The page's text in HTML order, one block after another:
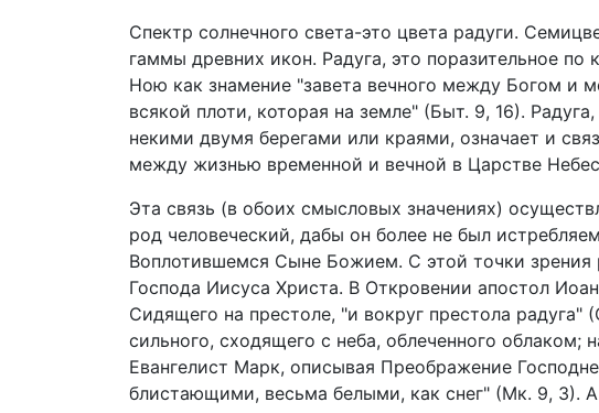
Спектр солнечного света-это цвета радуги.
гаммы древних икон. Радуга, это поразительное
Ною как знамение "завета вечного между Богом
всякой плоти, которая на земле" (Быт. 9, 16).
некими двумя берегами или краями, означает и
между жизнью временной и вечной в Царстве
Эта связь (в обоих смысловых значениях)
род человеческий, дабы он более не был
Воплотившемся Сыне Божием. С этой точки зрения
Господа Иисуса Христа. В Откровении апостол
Сидящего на престоле, "и вокруг престола радуга"
сильного, сходящего с неба, облеченного облаком;
Евангелист Марк, описывая Преображение
блистающими, весьма белыми, как снег" (Мк. 9, 3).